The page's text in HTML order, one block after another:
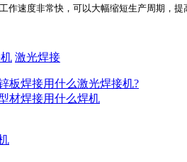
作速度非常快，可以大幅缩短生产周期，
激光焊接
板焊接用什么激光焊接机?
材焊接用什么焊机